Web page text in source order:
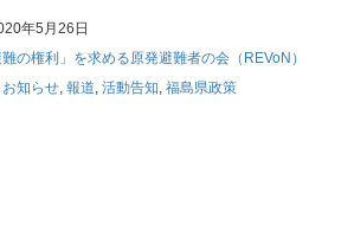
年5月26日
難の権利」を求める原発避難者の会（REVoN）
お知らせ 報道 活動告知 福島県政策